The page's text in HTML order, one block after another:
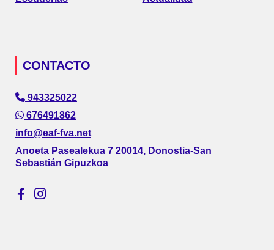
CONTACTO
943325022
676491862
info@eaf-fva.net
Anoeta Pasealekua 7 20014, Donostia-San
Sebastián Gipuzkoa